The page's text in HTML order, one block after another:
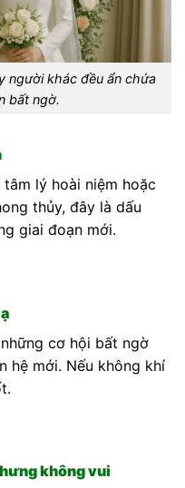
người khác đều ẩn chứa
bất ngờ.
lý hoài niệm hoặc
thủy, đây là dấu
giai đoạn mới.
cơ hội bất ngờ
hệ mới. Nếu không khí
không vui